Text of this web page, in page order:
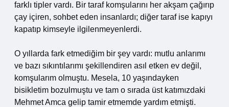
farklı tipler vardı. Bir taraf komşularını her akşam çağırıp
çay içiren, sohbet eden insanlardı; diğer taraf ise kapıyı
kapatıp kimseyle ilgilenmeyenlerdi.
O yıllarda fark etmediğim bir şey vardı: mutlu anlarımı
ve bazı sıkıntılarımı şekillendiren asıl etken ev değil,
komşularım olmuştu. Mesela, 10 yaşındayken
bisikletim bozulmuştu ve tam o sırada üst katımızdaki
Mehmet Amca gelip tamir etmemde yardım etmişti.